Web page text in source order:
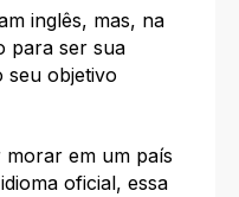
inglês, mas, na
para ser sua
seu objetivo
em um país
oficial, essa